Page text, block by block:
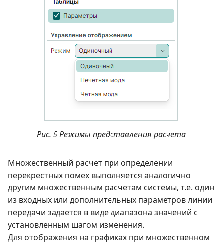
Рис. 5 Режимы представления расчета
Множественный расчет при определении
перекрестных помех выполняется аналогично
другим множественным расчетам системы, т.е. один
из входных или дополнительных параметров линии
передачи задается в виде диапазона значений с
установленным шагом изменения.
Для отображения на графиках при множественном